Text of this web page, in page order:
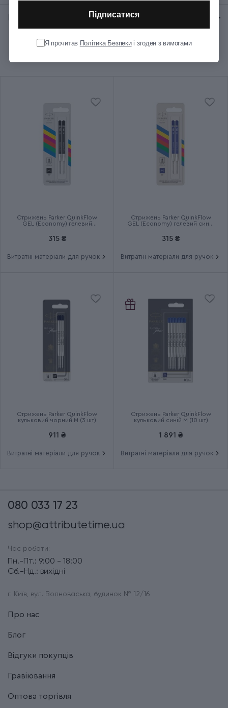
Діаметр (см)
Колір чорнила
Тип випуску товару Ексклюзивний
Відгуки:
Стрижень Parker QuinkFlow
GEL (Economy) гелевий
315 ₴
Витратні матеріали для ручок
Стрижень Parker QuinkFlow
GEL (Economy) гелевий синій
315 ₴
Витратні матеріали для ручок
Стрижень Parker QuinkFlow
кульковий чорний M (3 шт)
911 ₴
Витратні матеріали для ручок
Стрижень Parker QuinkFlow
кульковий синій M (10 шт)
1 891 ₴
Витратні матеріали для ручок
080 033 17 23
shop@attributetime.ua
Час роботи:
Пн.-Пт.: 9:00 - 18:00
Сб.-Нд.: вихідні
г. Київ, вул. Волноваська, будинок № 12/16
Про нас
Блог
Відгуки покупців
Гравіювання
Оптова торгівля
Підписатися
Я прочитав Політика Безпекиі згоден з вимогами